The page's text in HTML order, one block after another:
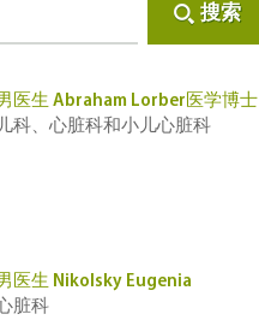
搜索
医生 Abraham Lorber医学博士
科、心脏科和小儿心脏科
医生 Nikolsky Eugenia
脏科